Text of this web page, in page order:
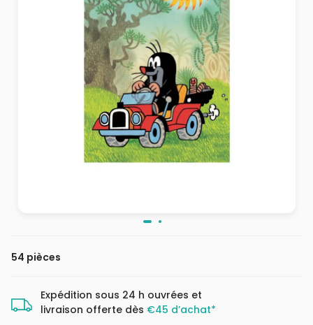
54 pièces
Expédition sous 24 h ouvrées et
livraison offerte dès €45 d’achat*